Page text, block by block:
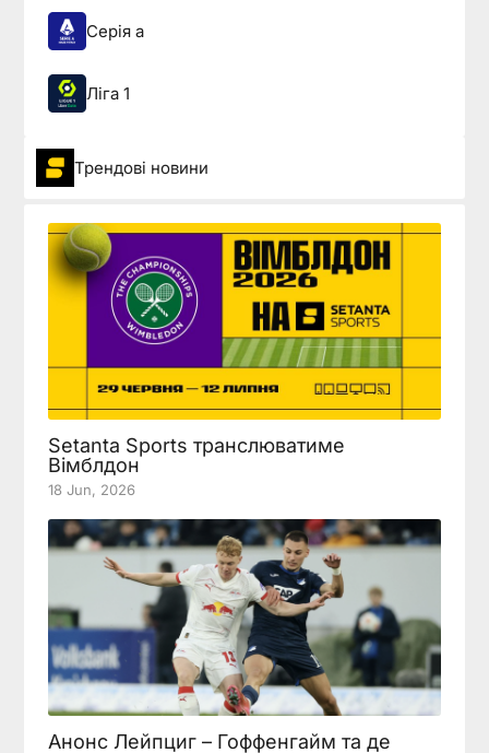
Серія а
Ліга 1
Трендові новини
Setanta Sports транслюватиме
Вімблдон
18 Jun, 2026
Анонс Лейпциг – Гоффенгайм та де